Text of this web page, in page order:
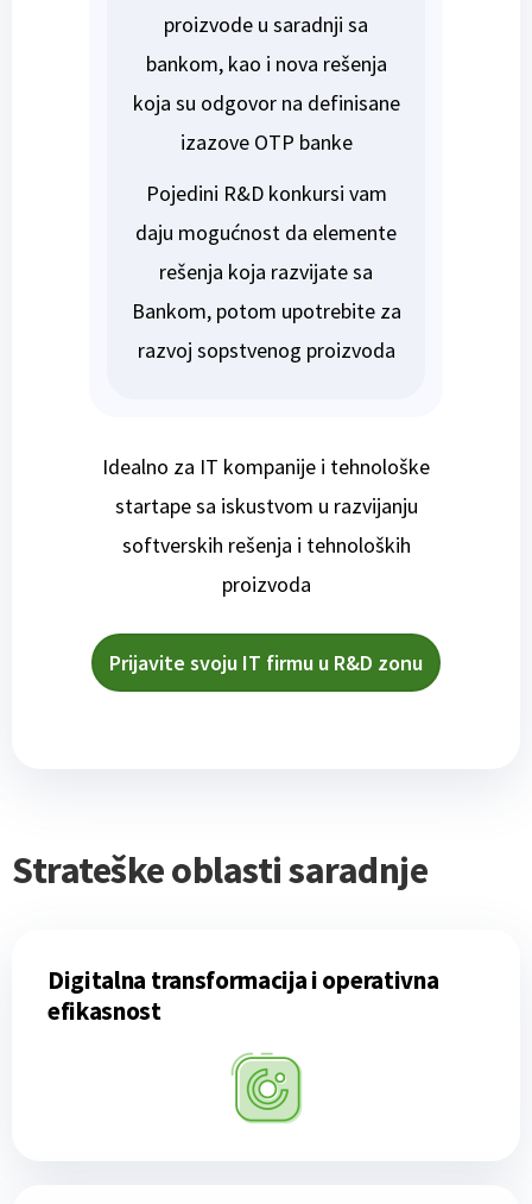
proizvode u saradnji sa
bankom, kao i nova rešenja
koja su odgovor na definisane
izazove OTP banke
Pojedini R&D konkursi vam
daju mogućnost da elemente
rešenja koja razvijate sa
Bankom, potom upotrebite za
razvoj sopstvenog proizvoda
Idealno za IT kompanije i tehnološke
startape sa iskustvom u razvijanju
softverskih rešenja i tehnoloških
proizvoda
Prijavite svoju IT firmu u R&D zonu
Strateške oblasti saradnje
Digitalna transformacija i operativna
efikasnost